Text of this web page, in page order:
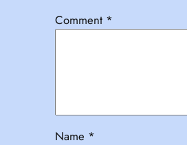
Comment *
Name *